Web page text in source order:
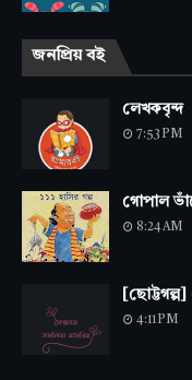
জনপ্রিয় বই
লেখকবৃন্দ
7:53 PM
গোপাল
8:24 AM
4:11 PM